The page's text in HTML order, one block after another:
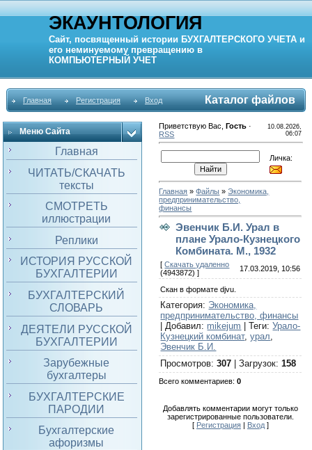
ЭКАУНТОЛОГИЯ
Сайт, посвященный истории БУХГАЛТЕРСКОГО УЧЕТА и
его неминуемому превращению в
КОМПЬЮТЕРНЫЙ УЧЕТ
Главная Регистрация Вход Каталог файлов
Меню Сайта
Главная
ЧИТАТЬ/СКАЧАТЬ
тексты
СМОТРЕТЬ
иллюстрации
Реплики
ИСТОРИЯ РУССКОЙ
БУХГАЛТЕРИИ
БУХГАЛТЕРСКИЙ
СЛОВАРЬ
ДЕЯТЕЛИ РУССКОЙ
БУХГАЛТЕРИИ
Зарубежные
бухгалтеры
БУХГАЛТЕРСКИЕ
ПАРОДИИ
Бухгалтерские
афоризмы
Приветствую Вас ,Гость ·
RSS
10.08.2026,
06:07
Личка:
Главная »Файлы »Экономика,
предпринимательство,
финансы
Эвенчик Б.И. Урал в
плане Урало-Кузнецкого
Комбината. М., 1932
[Скачать удаленно
(4943872) ]
17.03.2019, 10:56
Скан в формате djvu.
Категория: Экономика,
предпринимательство, финансы
|Добавил: mikejum |Теги:Урало-
Кузнецкий комбинат,урал,
Эвенчик Б.И.
Просмотров:307 |Загрузок:158
Всего комментариев:0
Добавлять комментарии могут только
зарегистрированные пользователи.
[ Регистрация| Вход]